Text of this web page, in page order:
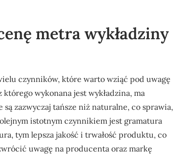
metra wykładziny
czynników, które warto wziąć pod uwagę
wykonana jest wykładzina, ma
zazwyczaj tańsze niż naturalne, co sprawia,
istotnym czynnikiem jest gramatura
tym lepsza jakość i trwałość produktu, co
uwagę na producenta oraz markę